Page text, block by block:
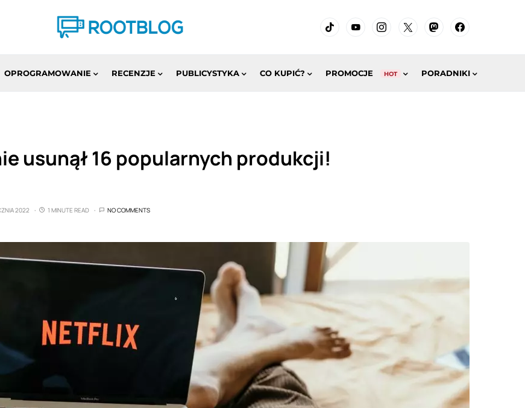
OPROGRAMOWANIE RECENZJE PUBLICYSTYKA CO KUPIĆ? PROMOCJE HOT PORADNIKI
usunął 16 popularnych produkcji!
2022 1 MINUTE READ NO COMMENTS